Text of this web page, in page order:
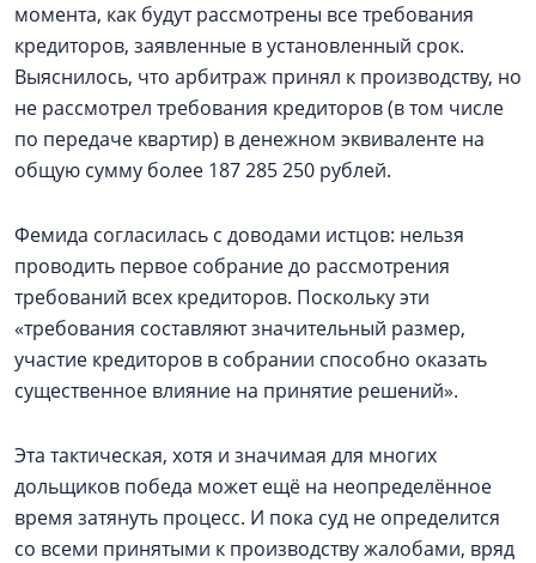
момента, как будут рассмотрены все требования
кредиторов, заявленные в установленный срок.
Выяснилось, что арбитраж принял к производству, но
не рассмотрел требования кредиторов (в том числе
по передаче квартир) в денежном эквиваленте на
общую сумму более 187 285 250 рублей.
Фемида согласилась с доводами истцов: нельзя
проводить первое собрание до рассмотрения
требований всех кредиторов. Поскольку эти
«требования составляют значительный размер,
участие кредиторов в собрании способно оказать
существенное влияние на принятие решений».
Эта тактическая, хотя и значимая для многих
дольщиков победа может ещё на неопределённое
время затянуть процесс. И пока суд не определится
со всеми принятыми к производству жалобами, вряд